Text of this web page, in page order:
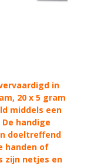
in
20 x 5 gram
middels een
handige
doeltreffend
handen of
zijn netjes en